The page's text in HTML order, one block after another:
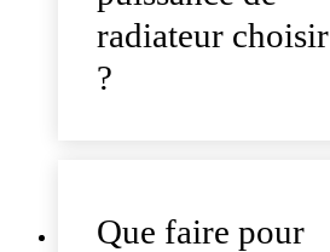
radiateur choisir
?
Que faire pour